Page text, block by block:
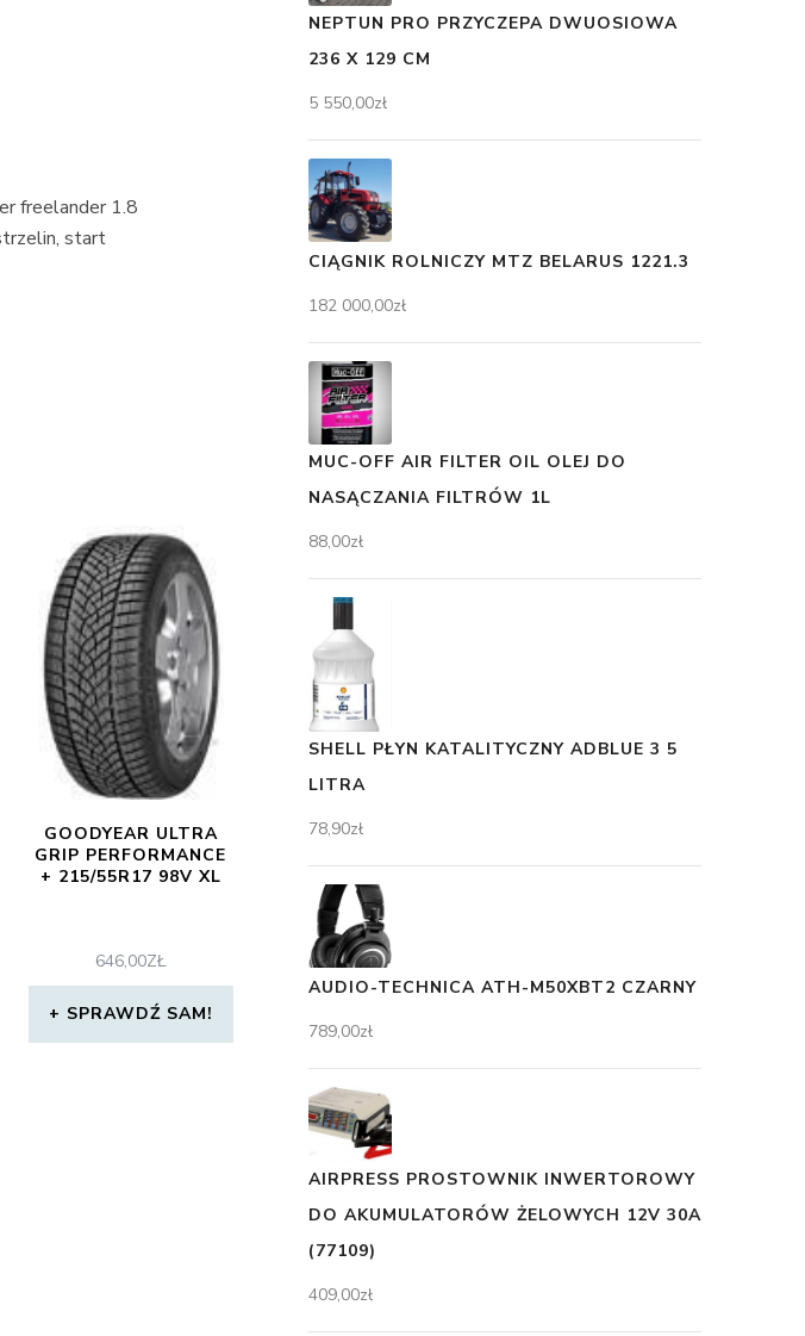
freelander 1.8
start
GOODYEAR ULTRA
GRIP PERFORMANCE
+ 215/55R17 98V XL
646,00ZŁ
SPRAWDŹ SAM!
NEPTUN PRO PRZYCZEPA DWUOSIOWA
236 X 129 CM
5 550,00zł
CIĄGNIK ROLNICZY MTZ BELARUS 1221.3
182 000,00zł
MUC-OFF AIR FILTER OIL OLEJ DO
NASĄCZANIA FILTRÓW 1L
88,00zł
SHELL PŁYN KATALITYCZNY ADBLUE 3 5
LITRA
78,90zł
AUDIO-TECHNICA ATH-M50XBT2 CZARNY
789,00zł
AIRPRESS PROSTOWNIK INWERTOROWY
DO AKUMULATORÓW ŻELOWYCH 12V 30A
(77109)
409,00zł